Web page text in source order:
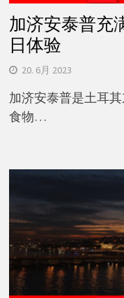
加济安泰普充
日体验
20. 6月 2023
加济安泰普是土耳
食物…